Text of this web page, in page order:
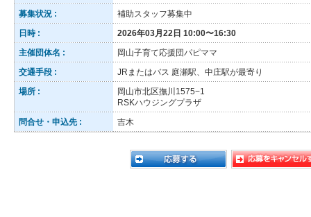
募集状況 :
補助スタッフ募集中
日時 :
2026年03月22日 10:00〜16:30
主催団体名 :
岡山子育て応援団パピママ
交通手段 :
JRまたはバス 庭瀬駅、中庄駅が最寄り
場所 :
岡山市北区撫川1575−1
RSKハウジングプラザ
問合せ・申込先 :
吉木